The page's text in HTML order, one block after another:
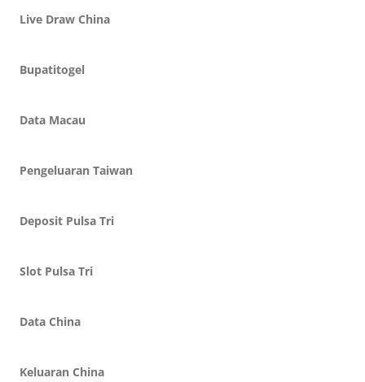
Live Draw China
Bupatitogel
Data Macau
Pengeluaran Taiwan
Deposit Pulsa Tri
Slot Pulsa Tri
Data China
Keluaran China